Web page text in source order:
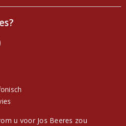
u voor Jos Beeres zou